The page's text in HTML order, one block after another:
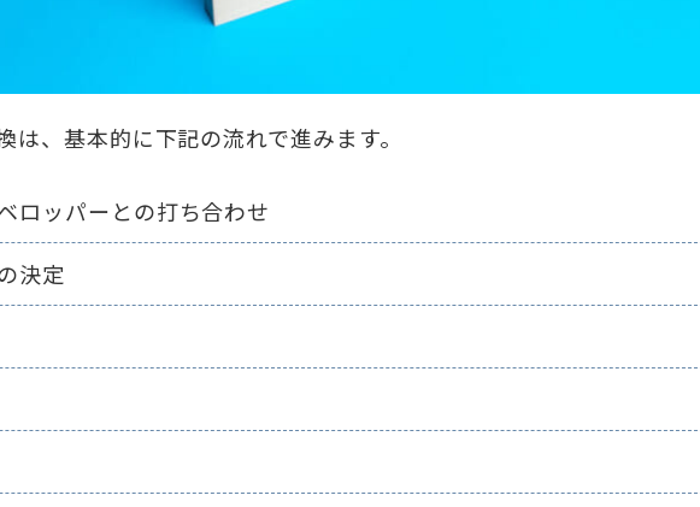
は、基本的に下記の流れで進みます。
ロッパーとの打ち合わせ
決定